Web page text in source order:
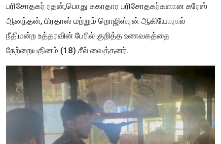
பரிசோதகர் ரதன்,பொது சுகாதார பரிசோதகர்களான சுரேஸ்
ஆனந்தன், பிரதாஸ் மற்றும் றொஜிஸ்ரன் ஆகியோரால்
நீதிமன்ற உத்தரவின் பேரில் குறித்த உணவகத்தை
நேற்றையதினம் (18) சீல் வைத்தனர்.